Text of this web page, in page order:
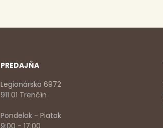
PREDAJŇA
Legionárska 6972
911 01 Trenčín
Pondelok - Piatok
9:00 - 17:00